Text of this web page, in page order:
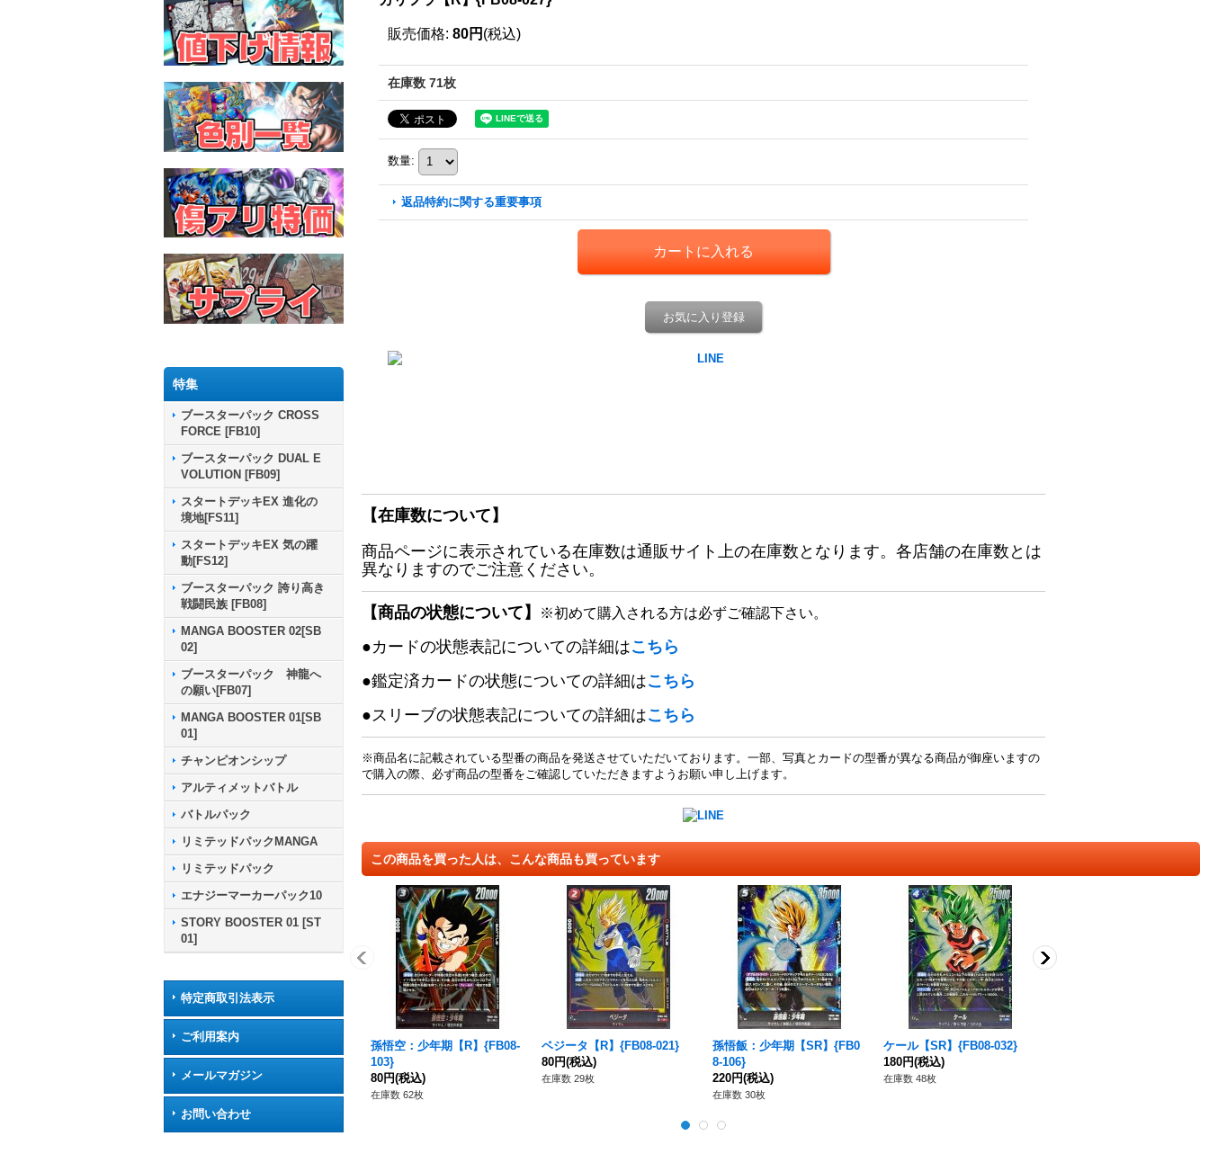
特集
ブースターパック CROSS
FORCE [FB10]
ブースターパック DUAL E
VOLUTION [FB09]
スタートデッキEX 進化の
境地[FS11]
スタートデッキEX 気の躍
動[FS12]
ブースターパック 誇り高き
戦闘民族 [FB08]
MANGA BOOSTER 02[SB
02]
ブースターパック 神龍へ
の願い[FB07]
MANGA BOOSTER 01[SB
01]
チャンピオンシップ
アルティメットバトル
バトルパック
リミテッドパックMANGA
リミテッドパック
エナジーマーカーパック10
STORY BOOSTER 01 [ST
01]
特定商取引法表示
ご利用案内
メールマガジン
お問い合わせ
販売価格: 80円 (税込)
在庫数 71枚
数量:
返品特約に関する重要事項
お気に入り登録
【在庫数について】
商品ページに表示されている在庫数は通販サイト上の在庫数となります。各店舗の在庫数とは
異なりますのでご注意ください。
【商品の状態について】 ※初めて購入される方は必ずご確認下さい。
●カードの状態表記についての詳細はこちら
●鑑定済カードの状態についての詳細はこちら
●スリーブの状態表記についての詳細はこちら
※商品名に記載されている型番の商品を発送させていただいております。一部、写真とカードの型番が異なる商品が御座いますの
で購入の際、必ず商品の型番をご確認していただきますようお願い申し上げます。
この商品を買った人は、こんな商品も買っています
孫悟空：少年期【R】{FB08-
103}
80円(税込)
在庫数 62枚
ベジータ【R】{FB08-021}
80円(税込)
在庫数 29枚
孫悟飯：少年期【SR】{FB0
8-106}
220円(税込)
在庫数 30枚
ケール【SR】{FB08-032}
180円(税込)
在庫数 48枚